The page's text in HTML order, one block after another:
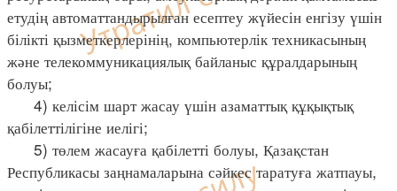
етудің автоматтандырылған есептеу жүйесін енгізу үшін
білікті қызметкерлерінің, компьютерлік техникасының
және телекоммуникациялық байланыс құралдарының
болуы;
4) келісім шарт жасау үшін азаматтық құқықтық
қабілеттілігіне иелігі;
5) төлем жасауға қабілетті болуы, Қазақстан
Республикасы заңнамаларына сәйкес таратуға жатпауы,